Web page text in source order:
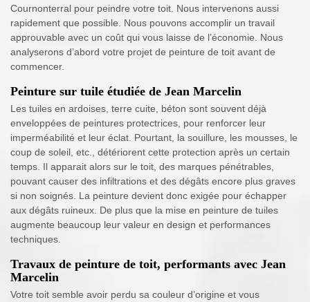
Cournonterral pour peindre votre toit. Nous intervenons aussi
rapidement que possible. Nous pouvons accomplir un travail
approuvable avec un coût qui vous laisse de l’économie. Nous
analyserons d’abord votre projet de peinture de toit avant de
commencer.
Peinture sur tuile étudiée de Jean Marcelin
Les tuiles en ardoises, terre cuite, béton sont souvent déjà
enveloppées de peintures protectrices, pour renforcer leur
imperméabilité et leur éclat. Pourtant, la souillure, les mousses, le
coup de soleil, etc., détériorent cette protection après un certain
temps. Il apparait alors sur le toit, des marques pénétrables,
pouvant causer des infiltrations et des dégâts encore plus graves
si non soignés. La peinture devient donc exigée pour échapper
aux dégâts ruineux. De plus que la mise en peinture de tuiles
augmente beaucoup leur valeur en design et performances
techniques.
Travaux de peinture de toit, performants avec Jean
Marcelin
Votre toit semble avoir perdu sa couleur d’origine et vous